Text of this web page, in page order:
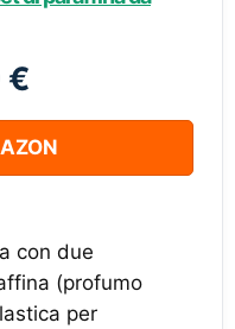
€
con due
(profumo
per